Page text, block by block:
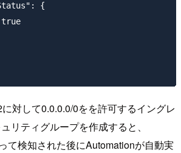
{
対して0.0.0.0/0をを許可するイングレ
リティグループを作成すると、
て検知された後にAutomationが自動実